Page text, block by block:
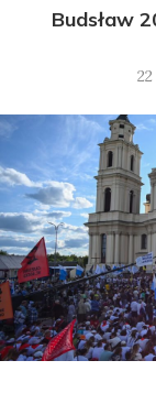
Budsław